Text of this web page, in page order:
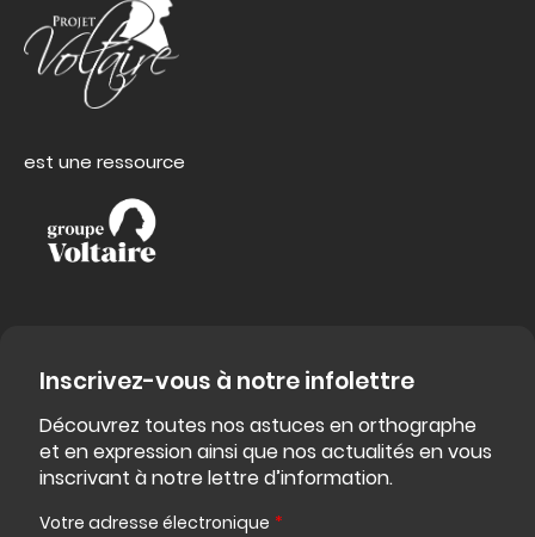
est une ressource
Inscrivez-vous à notre infolettre
Découvrez toutes nos astuces en orthographe
et en expression ainsi que nos actualités en vous
inscrivant à notre lettre d’information.
Votre adresse électronique *